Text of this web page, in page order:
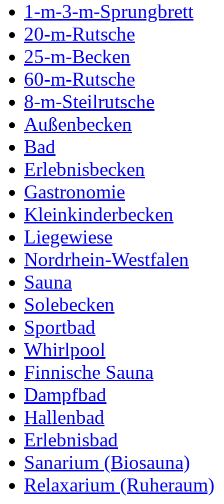
1-m-3-m-Sprungbrett
20-m-Rutsche
25-m-Becken
60-m-Rutsche
8-m-Steilrutsche
Außenbecken
Bad
Erlebnisbecken
Gastronomie
Kleinkinderbecken
Liegewiese
Nordrhein-Westfalen
Sauna
Solebecken
Sportbad
Whirlpool
Finnische Sauna
Dampfbad
Hallenbad
Erlebnisbad
Sanarium (Biosauna)
Relaxarium (Ruheraum)